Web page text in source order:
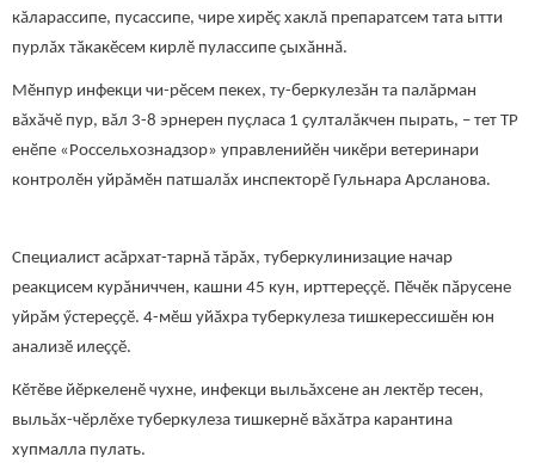
кăларассипе, пусассипе, чире хирӗç хаклă препаратсем тата ытти
пурлăх тӑкакӗсем кирлӗ пулассипе ҫыхӑннӑ.
Мӗнпур инфекци чи-рӗсем пекех, ту-беркулезӑн та палăрман
вăхăчӗ пур, вăл 3-8 эрнерен пуçласа 1 ҫулталăкчен пырать, – тет ТР
енӗпе «Россельхознадзор» управленийӗн чикӗри ветеринари
контролӗн уйрăмӗн патшалăх инспекторӗ Гульнара Арсланова.
Специалист асăрхат-тарнă тăрăх, туберкулинизацие начар
реакцисем курăниччен, кашни 45 кун, ирттереççӗ. Пӗчӗк пӑрусене
уйрӑм ӳстереҫҫӗ. 4-мӗш уйӑхра туберкулеза тишкерессишӗн юн
анализӗ илеççӗ.
Кӗтӗве йӗркеленӗ чухне, инфекци выльăхсене ан лектӗр тесен,
выльăх-чӗрлӗхе туберкулеза тишкернӗ вăхăтра карантина
хупмалла пулать.